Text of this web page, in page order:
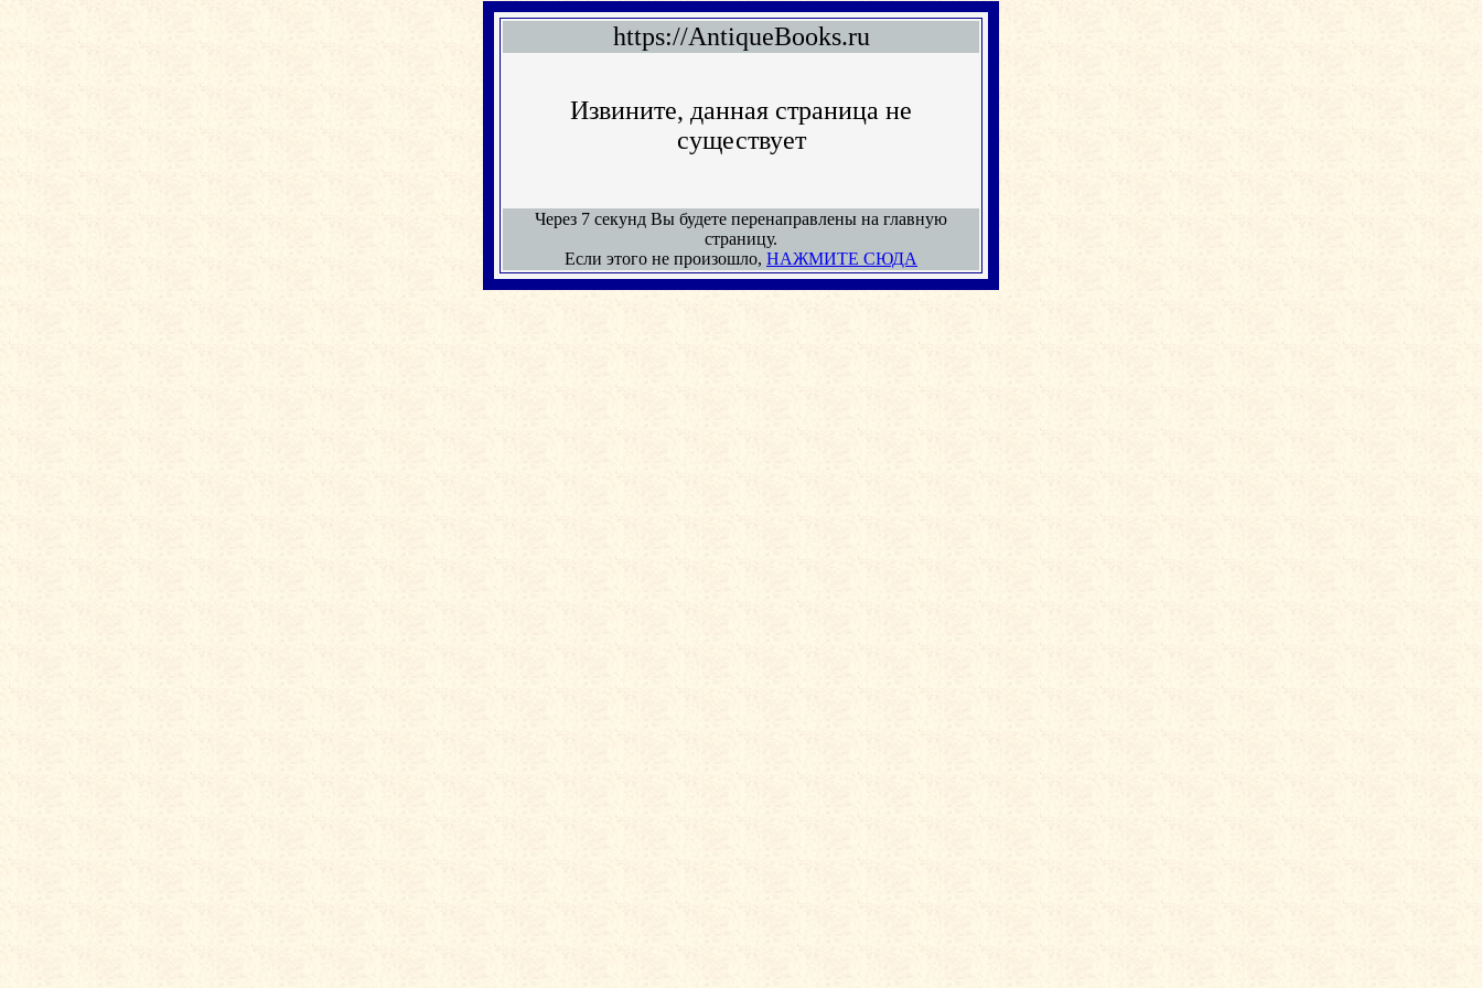
https://AntiqueBooks.ru
Извините, данная страница не
существует
Через 7 секунд Вы будете перенаправлены на главную
страницу.
Если этого не произошло, НАЖМИТЕ СЮДА